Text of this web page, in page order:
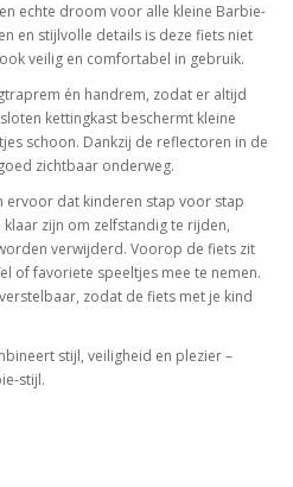
echte droom voor alle kleine Barbie-
en stijlvolle details is deze fiets niet
veilig en comfortabel in gebruik.
én handrem, zodat er altijd
kettingkast beschermt kleine
schoon. Dankzij de reflectoren in de
zichtbaar onderweg.
ervoor dat kinderen stap voor stap
zijn om zelfstandig te rijden,
verwijderd. Voorop de fiets zit
of favoriete speeltjes mee te nemen.
zodat de fiets met je kind
stijl, veiligheid en plezier –
stijl.